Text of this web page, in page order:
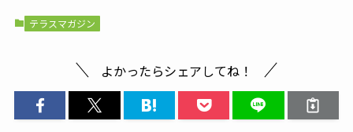
テラスマガジン
よかったらシェアしてね！